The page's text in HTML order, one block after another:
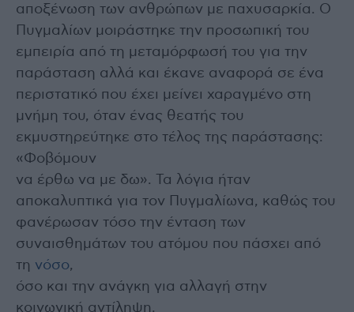
αποξένωση των ανθρώπων με παχυσαρκία. Ο
Πυγμαλίων μοιράστηκε την προσωπική του
εμπειρία από τη μεταμόρφωσή του για την
παράσταση αλλά και έκανε αναφορά σε ένα
περιστατικό που έχει μείνει χαραγμένο στη
μνήμη του, όταν ένας θεατής του
εκμυστηρεύτηκε στο τέλος της παράστασης:
«Φοβόμουν
να έρθω να με δω». Τα λόγια ήταν
αποκαλυπτικά για τον Πυγμαλίωνα, καθώς του
φανέρωσαν τόσο την ένταση των
συναισθημάτων του ατόμου που πάσχει από
τη νόσο,
όσο και την ανάγκη για αλλαγή στην
κοινωνική αντίληψη.